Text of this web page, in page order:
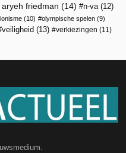
aryeh friedman (14) n-va (12)
(10) olympische spelen (9)
veiligheid (13) verkiezingen (11)